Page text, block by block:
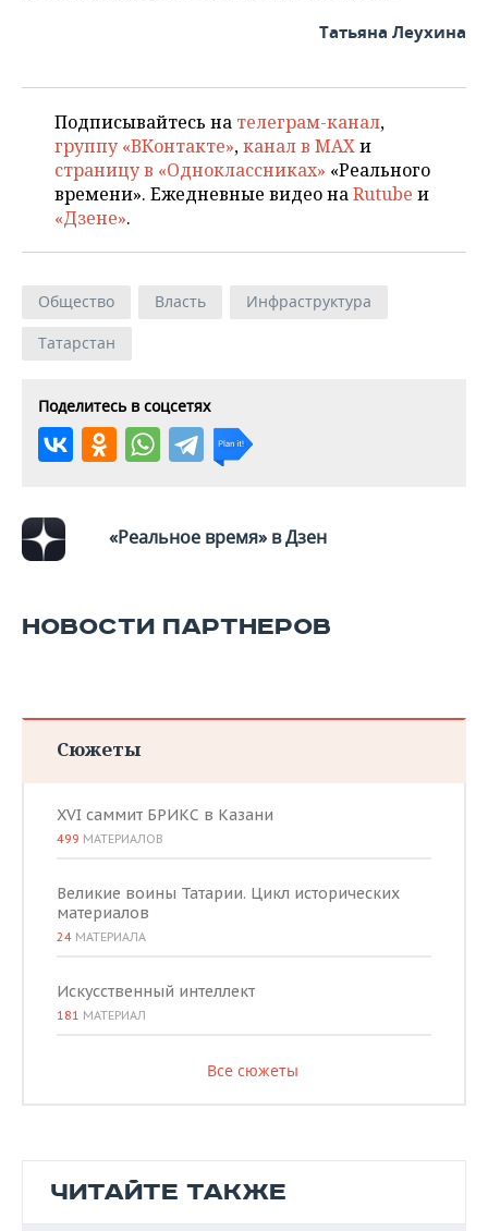
Татьяна Леухина
Подписывайтесь на телеграм-канал,
группу «ВКонтакте»,канал в MAXи
страницу в «Одноклассниках» «Реального
времени». Ежедневные видео наRutube и
«Дзене».
Общество Власть
Инфраструктура
Татарстан
Поделитесь в соцсетях
«Реальное время» в Дзен
НОВОСТИ ПАРТНЕРОВ
Сюжеты
XVI саммит БРИКС в Казани
499 МАТЕРИАЛОВ
Великие воины Татарии. Цикл исторических
материалов
24 МАТЕРИАЛА
Искусственный интеллект
181 МАТЕРИАЛ
Все сюжеты
ЧИТАЙТЕ ТАКЖЕ